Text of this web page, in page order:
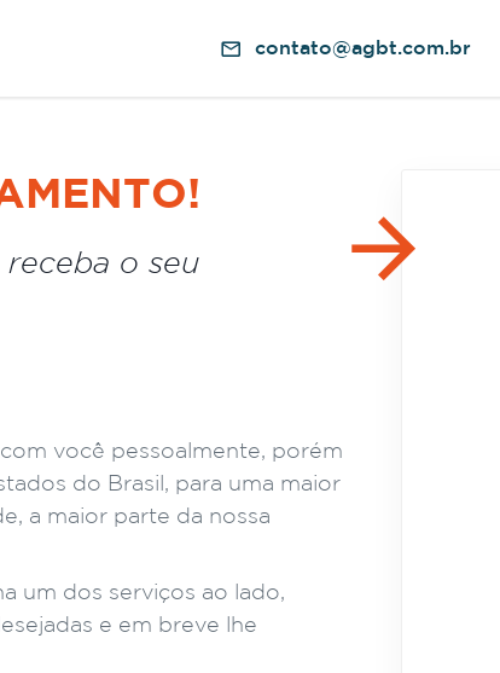
contato@agbt.com.br
o seu
você pessoalmente, porém
do Brasil, para uma maior
a maior parte da nossa
um dos serviços ao lado,
e em breve lhe